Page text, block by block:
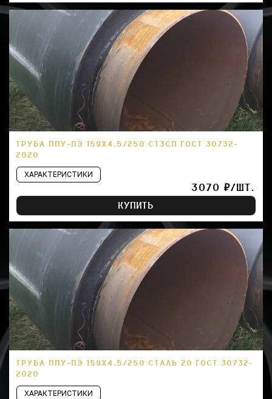
ТРУБА ППУ-ПЭ 159Х4,5/250 СТ3СП ГОСТ 30732-
2020
ХАРАКТЕРИСТИКИ
3070 ₽/ШТ.
КУПИТЬ
ТРУБА ППУ-ПЭ 159Х4,5/250 СТАЛЬ 20 ГОСТ 30732-
2020
ХАРАКТЕРИСТИКИ